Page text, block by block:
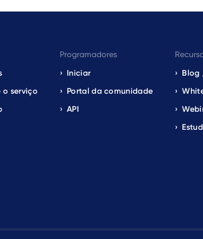
serviço
Programadores
Iniciar
Portal da comunidade
API
Blog